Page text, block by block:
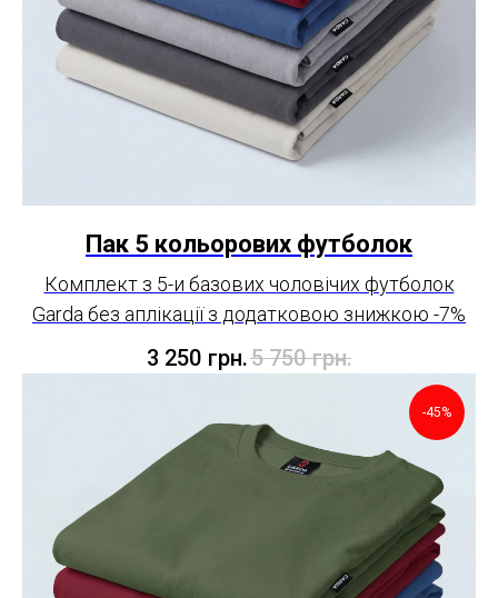
Пак 5 кольорових футболок
Комплект з 5-и базових чоловічих футболок
Garda без аплікації з додатковою знижкою -7%
3 250 грн.5 750 грн.
-45%